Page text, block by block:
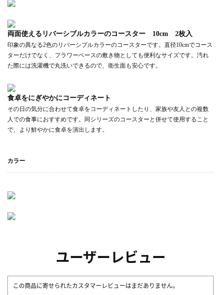
両面使えるリバーシブルカラーのコースター 10cm 2枚入
印象の異なる2色のリバーシブルカラーのコースターです。直径10cmでコース
ターだけでなく、フラワーベースの敷き物としても便利なサイズです。汚れ
た際には洗濯機で丸洗いできるので、衛生面も安心です。
食卓をにぎやかにコーディネート
その日の気分に合わせて食卓をコーディネートしたり、家族や友人との複数
人での食事におすすめです。同シリーズのコースターと併せて使用すること
で、より鮮やかに食卓を演出します。
カラー
ユーザーレビュー
この商品に寄せられたカスタマーレビューはまだありません。